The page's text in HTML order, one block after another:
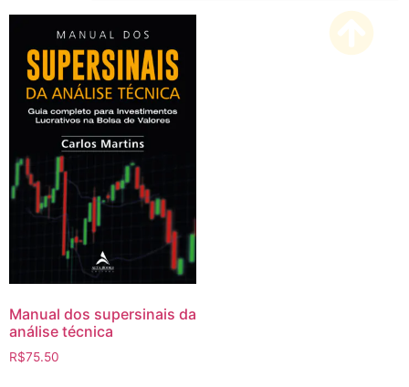
Manual dos supersinais da
análise técnica
R$75.50